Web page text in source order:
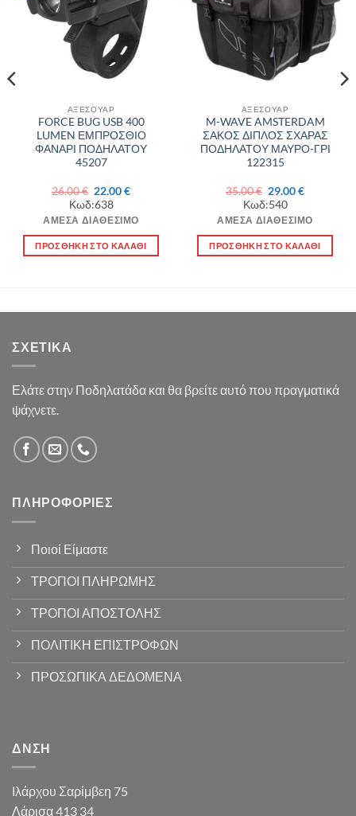
ΑΞΕΣΟΥΑΡ
FORCE BUG USB 400
LUMEN ΕΜΠΡΟΣΘΙΟ
ΦΑΝΑΡΙ ΠΟΔΗΛΑΤΟΥ
45207
26.00€ Original
price
was:
26.00 €.
22.00€Η
είναι:
Κωδ:638
ΆΜΕΣΑ ΔΙΑΘΈΣΙΜΟ
ΠΡΟΣΘΉΚΗ ΣΤΟ ΚΑΛΆΘΙ
ΑΞΕΣΟΥΑΡ
M-WAVE AMSTERDAM
ΣΑΚΟΣ ΔΙΠΛΟΣ ΣΧΑΡΑΣ
ΠΟΔΗΛΑΤΟΥ ΜΑΥΡΟ-ΓΡΙ
122315
35.00€ Original
price
was:
35.00 €.
29.00€Η
είναι:
Κωδ:540
ΆΜΕΣΑ ΔΙΑΘΈΣΙΜΟ
ΠΡΟΣΘΉΚΗ ΣΤΟ ΚΑΛΆΘΙ
ΣΧΕΤΙΚΆ
Ελάτε στην Ποδηλατάδα και θα βρείτε αυτό που πραγματικά
ψάχνετε.
ΠΛΗΡΟΦΟΡΊΕΣ
Ποιοί Είμαστε
ΤΡΟΠΟΙ ΠΛΗΡΩΜΗΣ
ΤΡΟΠΟΙ ΑΠΟΣΤΟΛΗΣ
ΠΟΛΙΤΙΚΗ ΕΠΙΣΤΡΟΦΩΝ
ΠΡΟΣΩΠΙΚΑ ΔΕΔΟΜΕΝΑ
ΔΝΣΗ
Ιλάρχου Σαρίμβεη 75
Λάρισα 413 34